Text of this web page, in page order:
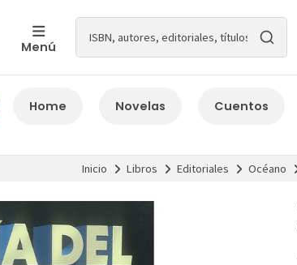
Menú
Home Novelas Cuentos
Inicio Libros Editoriales Océano